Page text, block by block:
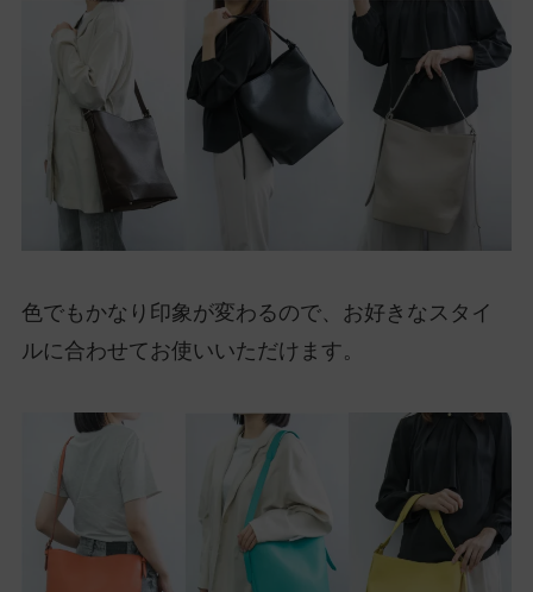
色でもかなり印象が変わるので、お好きなスタイ
ルに合わせてお使いいただけます。